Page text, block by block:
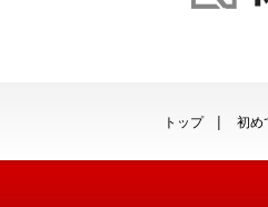
トップ 初め